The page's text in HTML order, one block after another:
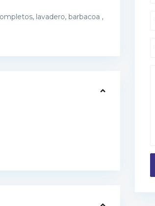
lavadero, barbacoa ,